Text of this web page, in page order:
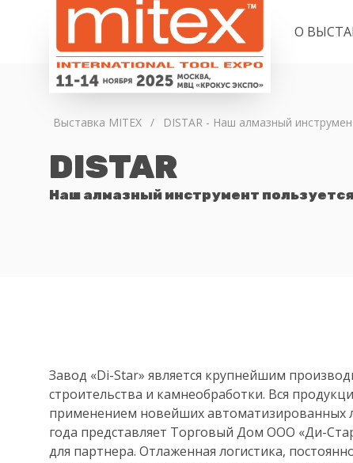
О
Выставка MITEX / DISTAR - Наш алмазный
DISTAR
Наш алмазный инструмент
Завод «Di-Star» является крупнейшим
строительства и камнеобработки. Вся
применением новейших автоматизированных
года представляет Торговый Дом ООО «Ди-
для партнера. Отлаженная логистика,